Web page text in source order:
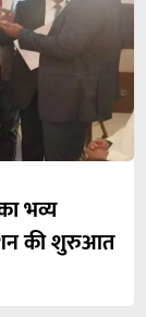
भव्य
की शुरुआत